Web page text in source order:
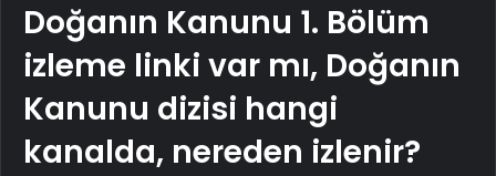
Doğanın Kanunu 1. Bölüm
izleme linki var mı, Doğanın
Kanunu dizisi hangi
kanalda, nereden izlenir?